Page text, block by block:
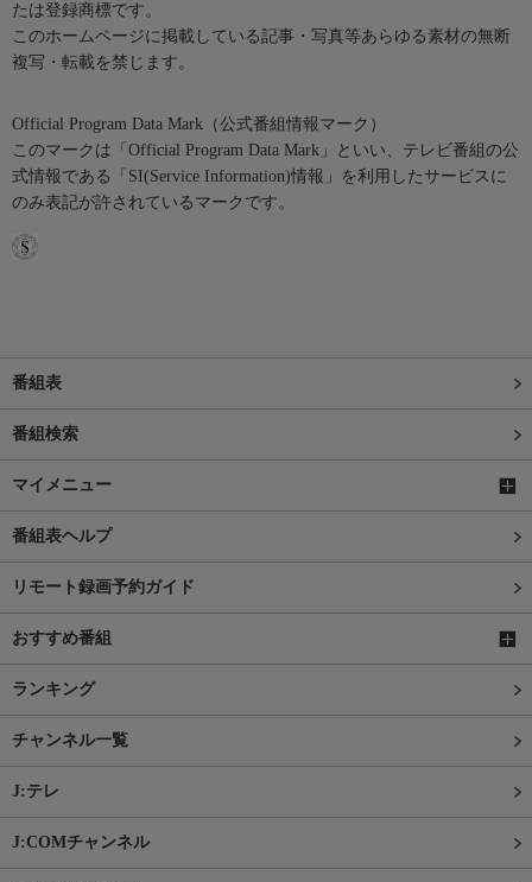
たは登録商標です。
このホームページに掲載している記事・写真等あらゆる素材の無断
複写・転載を禁じます。
Official Program Data Mark（公式番組情報マーク）
このマークは「Official Program Data Mark」といい、テレビ番組の公
式情報である「SI(Service Information)情報」を利用したサービスに
のみ表記が許されているマークです。
番組表
番組検索
マイメニュー
番組表ヘルプ
リモート録画予約ガイド
おすすめ番組
ランキング
チャンネル一覧
J:テレ
J:COMチャンネル